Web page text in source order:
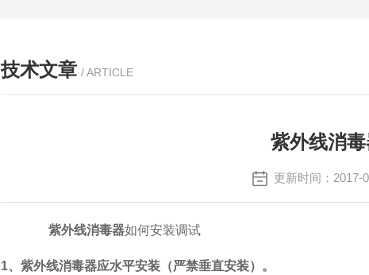
技术文章 / ARTICLE
紫外线消
更新时间：
紫外线消毒器如何安装调试
1、紫外线消毒器应水平安装（严禁垂直安装）。